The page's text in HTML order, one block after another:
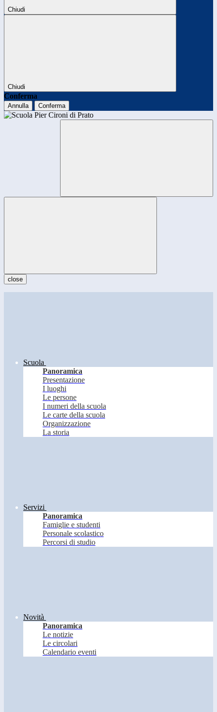
Chiudi
Chiudi
Conferma
Annulla Conferma
close
Scuola
Panoramica
Presentazione
I luoghi
Le persone
I numeri della scuola
Le carte della scuola
Organizzazione
La storia
Servizi
Panoramica
Famiglie e studenti
Personale scolastico
Percorsi di studio
Novità
Panoramica
Le notizie
Le circolari
Calendario eventi